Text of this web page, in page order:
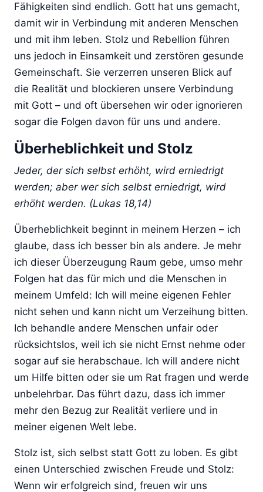
Fähigkeiten sind endlich. Gott hat uns gemacht,
damit wir in Verbindung mit anderen Menschen
und mit ihm leben. Stolz und Rebellion führen
uns jedoch in Einsamkeit und zerstören gesunde
Gemeinschaft. Sie verzerren unseren Blick auf
die Realität und blockieren unsere Verbindung
mit Gott – und oft übersehen wir oder ignorieren
sogar die Folgen davon für uns und andere.
Überheblichkeit und Stolz
Jeder, der sich selbst erhöht, wird erniedrigt
werden; aber wer sich selbst erniedrigt, wird
erhöht werden. (Lukas 18,14)
Überheblichkeit beginnt in meinem Herzen – ich
glaube, dass ich besser bin als andere. Je mehr
ich dieser Überzeugung Raum gebe, umso mehr
Folgen hat das für mich und die Menschen in
meinem Umfeld: Ich will meine eigenen Fehler
nicht sehen und kann nicht um Verzeihung bitten.
Ich behandle andere Menschen unfair oder
rücksichtslos, weil ich sie nicht Ernst nehme oder
sogar auf sie herabschaue. Ich will andere nicht
um Hilfe bitten oder sie um Rat fragen und werde
unbelehrbar. Das führt dazu, dass ich immer
mehr den Bezug zur Realität verliere und in
meiner eigenen Welt lebe.
Stolz ist, sich selbst statt Gott zu loben. Es gibt
einen Unterschied zwischen Freude und Stolz:
Wenn wir erfolgreich sind, freuen wir uns